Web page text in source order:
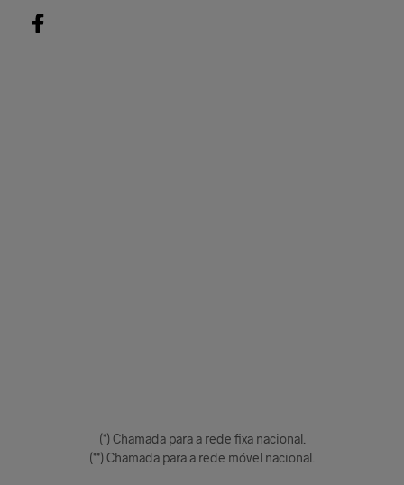
(*) Chamada para a rede fixa nacional.
(**) Chamada para a rede móvel nacional.